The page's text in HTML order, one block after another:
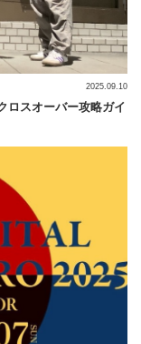
ロスオーバー攻略ガイ
2025.09.10